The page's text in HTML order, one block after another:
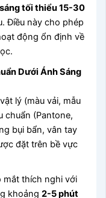
sáng tối thiểu 15-30
Điều này cho phép
động ổn định về
Dưới Ánh Sáng
lý (màu vải, mẫu
chuẩn (Pantone,
bụi bẩn, vân tay
đặt trên bề vực
mắt thích nghi với
khoảng2-5 phút